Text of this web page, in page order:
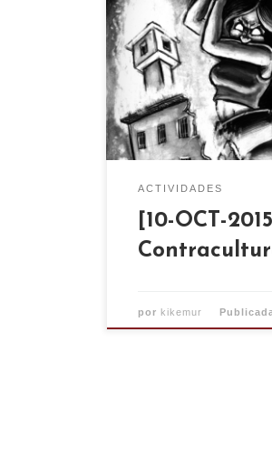
Ya tenemos fecha
Contracultural 2015!!
Estad atentas a la
iremos anunciando
conciertos!
ACTIVIDADES
[10-OCT-
por kikemur